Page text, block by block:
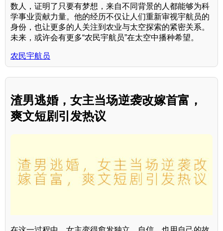
数人，证明了只要有梦想，来自不同背景的人都能够为科
学事业贡献力量。他的经历不仅让人们重新审视宇航员的
身份，也让更多的人关注到农业与太空探索的紧密关系。
未来，或许会有更多“农民宇航员”在太空中播种希望。
农民宇航员
渣男逃婚，女主当场逆袭改嫁首富，
爽文短剧引发热议